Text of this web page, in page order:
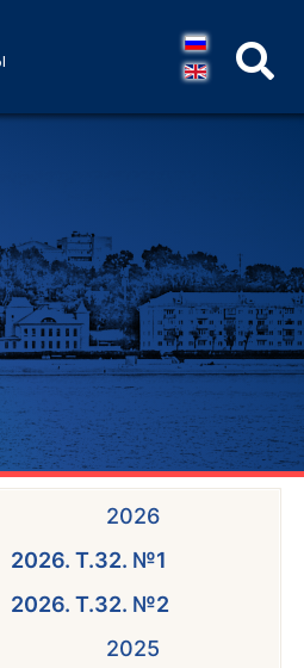
2026
2026. Т.32. №1
2026. Т.32. №2
2025